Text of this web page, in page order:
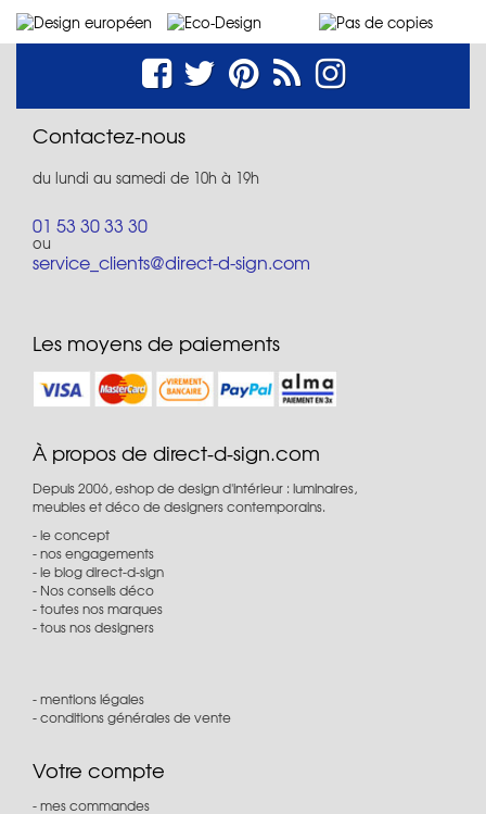
Contactez-nous
du lundi au samedi de 10h à 19h
01 53 30 33 30
ou
service_clients@direct-d-sign.com
Les moyens de paiements
À propos de direct-d-sign.com
Depuis 2006, eshop de design d'intérieur : luminaires,
meubles et déco de designers contemporains.
le concept
nos engagements
le blog direct-d-sign
Nos conseils déco
toutes nos marques
tous nos designers
mentions légales
conditions générales de vente
Votre compte
mes commandes